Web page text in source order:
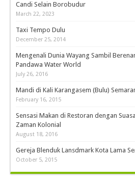
Candi Selain Borobudur
March 22, 2023
Taxi Tempo Dulu
December 25, 2014
Mengenali Dunia Wayang Sambil
Pandawa Water World
July 26, 2016
Mandi di Kali Karangasem (Bulu)
February 16, 2015
Sensasi Makan di Restoran dengan
Zaman Kolonial
August 18, 2016
Gereja Blenduk Lansdmark Kota Lama
October 5, 2015